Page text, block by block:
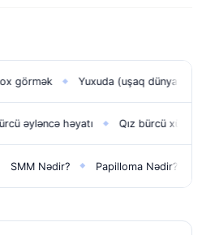
◆ Yuxuda (uşaq dünyaya
əyləncə həyatı ◆ Qız bürcü
Nədir? ◆ Papilloma Nədir? ◆